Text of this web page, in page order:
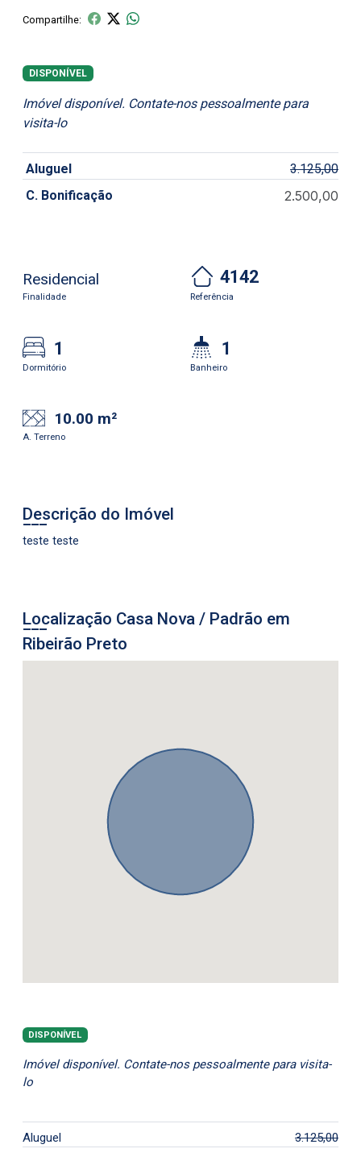
Compartilhe:
DISPONÍVEL
Imóvel disponível. Contate-nos pessoalmente para
visita-lo
Aluguel
3.125,00
C. Bonificação
2.500,00
Residencial
Finalidade
4142
Referência
1
Dormitório
1
Banheiro
10.00 m²
A. Terreno
Descrição do Imóvel
teste teste
Localização Casa Nova / Padrão em
Ribeirão Preto
DISPONÍVEL
Imóvel disponível. Contate-nos pessoalmente para visita-
lo
Aluguel
3.125,00